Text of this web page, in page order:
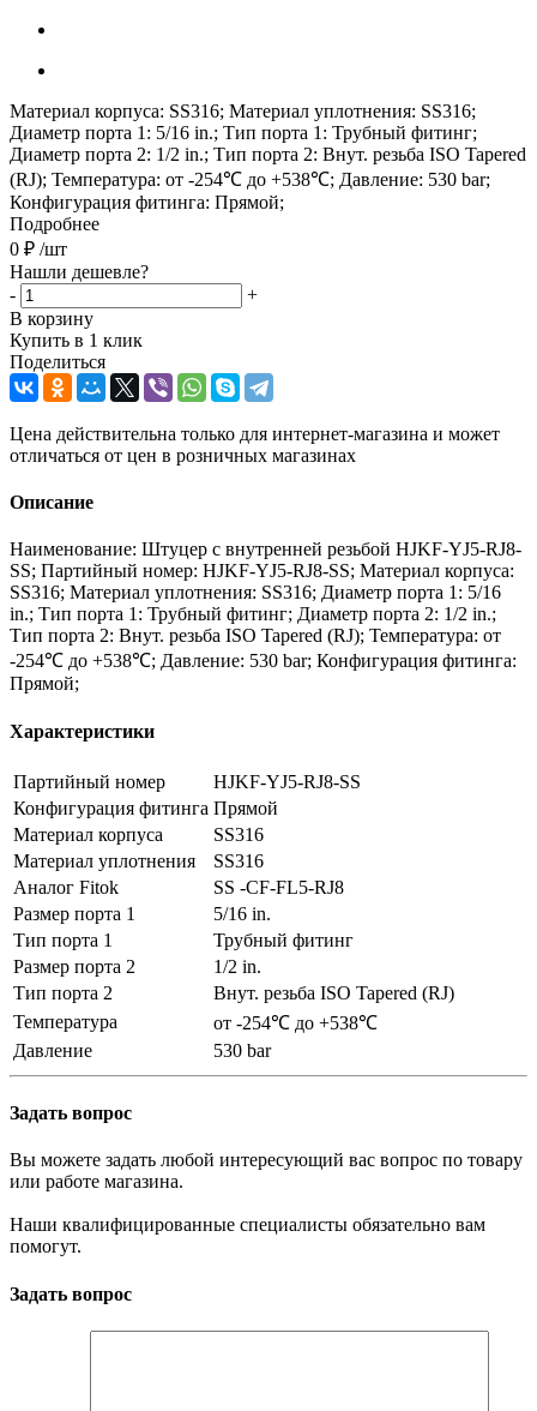
Материал корпуса: SS316; Материал уплотнения: SS316;
Диаметр порта 1: 5/16 in.; Тип порта 1: Трубный фитинг;
Диаметр порта 2: 1/2 in.; Тип порта 2: Внут. резьба ISO Tapered
(RJ); Температура: от -254℃ до +538℃; Давление: 530 bar;
Конфигурация фитинга: Прямой;
Подробнее
0 ₽ /шт
Нашли дешевле?
-
+
В корзину
Купить в 1 клик
Поделиться
Цена действительна только для интернет-магазина и может
отличаться от цен в розничных магазинах
Описание
Наименование: Штуцер с внутренней резьбой HJKF-YJ5-RJ8-
SS; Партийный номер: HJKF-YJ5-RJ8-SS; Материал корпуса:
SS316; Материал уплотнения: SS316; Диаметр порта 1: 5/16
in.; Тип порта 1: Трубный фитинг; Диаметр порта 2: 1/2 in.;
Тип порта 2: Внут. резьба ISO Tapered (RJ); Температура: от
-254℃ до +538℃; Давление: 530 bar; Конфигурация фитинга:
Прямой;
Характеристики
Партийный номер
HJKF-YJ5-RJ8-SS
Конфигурация фитинга Прямой
Материал корпуса
SS316
Материал уплотнения
SS316
Аналог Fitok
SS -CF-FL5-RJ8
Размер порта 1
5/16 in.
Тип порта 1
Трубный фитинг
Размер порта 2
1/2 in.
Тип порта 2
Внут. резьба ISO Tapered (RJ)
Температура
от -254℃ до +538℃
Давление
530 bar
Задать вопрос
Вы можете задать любой интересующий вас вопрос по товару
или работе магазина.
Наши квалифицированные специалисты обязательно вам
помогут.
Задать вопрос